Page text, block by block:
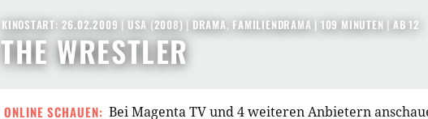
THE WRESTLER
KINOSTART: 26.02.2009 | USA (2008) | DRAMA, FAMILIENDRAMA | 109 MINUTEN | AB 12
ONLINE SCHAUEN: Bei Magenta TV und 4 weiteren Anbietern